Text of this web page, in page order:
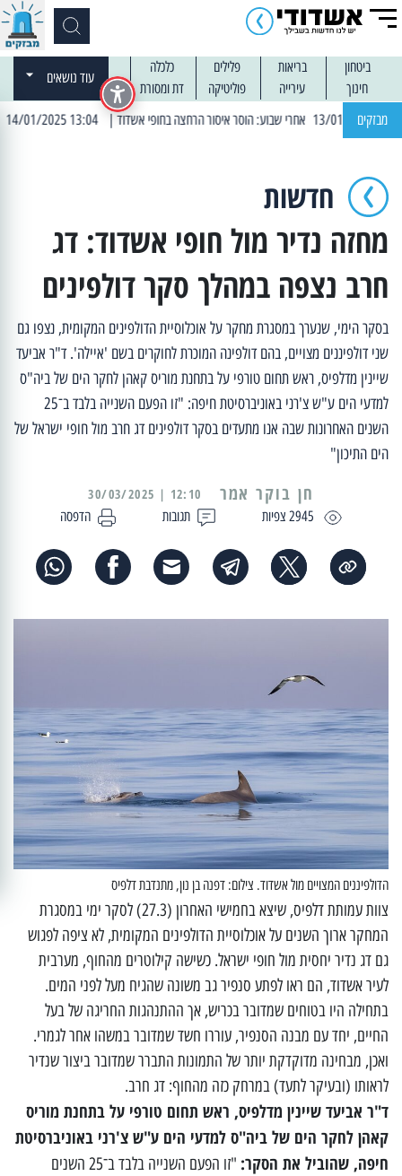
ביטחון בריאות פלילים
כלכלה
חינוך
עירייה פוליטיקה דת ומסורת
עוד נושאים
מבזקים | 13:04 14/01/2025 עובדים בלילות: עבודות קרצוף וריבוד אספלט
חדשות
מחזה נדיר מול חופי אשדוד: דג
חרב נצפה במהלך סקר דולפינים
בסקר הימי, שנערך במסגרת מחקר על אוכלוסיית הדולפינים המקומית, נצפו גם
שני דולפיננים מצויים, בהם דולפינה המוכרת לחוקרים בשם 'איילה'. ד"ר אביעד
שיינין מדלפיס, ראש תחום טורפי על בתחנת מוריס קאהן לחקר הים של ביה"ס
למדעי הים ע"ש צ'רני באוניברסיטת חיפה: "זו הפעם השנייה בלבד ב־25
השנים האחרונות שבה אנו מתעדים בסקר דולפינים דג חרב מול חופי ישראל של
הים התיכון"
2945 צפיות תגובות הדפסה
12:10 | 30/03/2025
הדולפיננים המצויים מול אשדוד. צילום: דפנה בן נון, מתנדבת דלפיס
צוות עמותת דלפיס, שיצא בחמישי האחרון (27.3) לסקר ימי במסגרת
המחקר ארוך השנים על אוכלוסיית הדולפינים המקומית, לא ציפה לפגוש
גם דג נדיר יחסית מול חופי ישראל. כשישה קילוטרים מהחוף, מערבית
לעיר אשדוד, הם ראו לפתע סנפיר גב משונה שהגיח מעל לפני המים.
בתחילה היו בטוחים שמדובר בכריש, אך ההתנהגות החריגה של בעל
החיים, יחד עם מבנה הסנפיר, עוררו חשד שמדובר במשהו אחר לגמרי.
ואכן, מבחינה מדוקדקת יותר של התמונות התברר שמדובר ביצור שנדיר
לראותו (ובעיקר לתעד) במרחק כזה מהחוף: דג חרב.
ד"ר אביעד שיינין מדלפיס, ראש תחום טורפי על בתחנת מוריס
קאהן לחקר הים של ביה"ס למדעי הים ע"ש צ'רני באוניברסיטת
חיפה, שהוביל את הסקר:
"זו הפעם השנייה בלבד ב־25 השנים